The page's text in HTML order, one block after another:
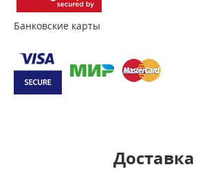
Банковские карты
Доставка